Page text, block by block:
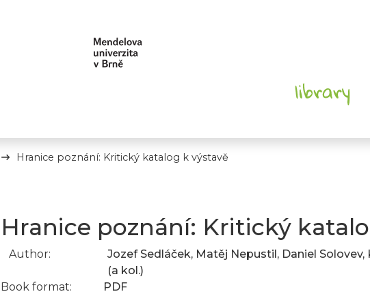
Hranice poznání: Kritický katalog k výstavě
Hranice poznání: Kritický
Author:
Jozef Sedláček, Matěj Nepustil, Daniel
(a kol.)
Book format:
PDF